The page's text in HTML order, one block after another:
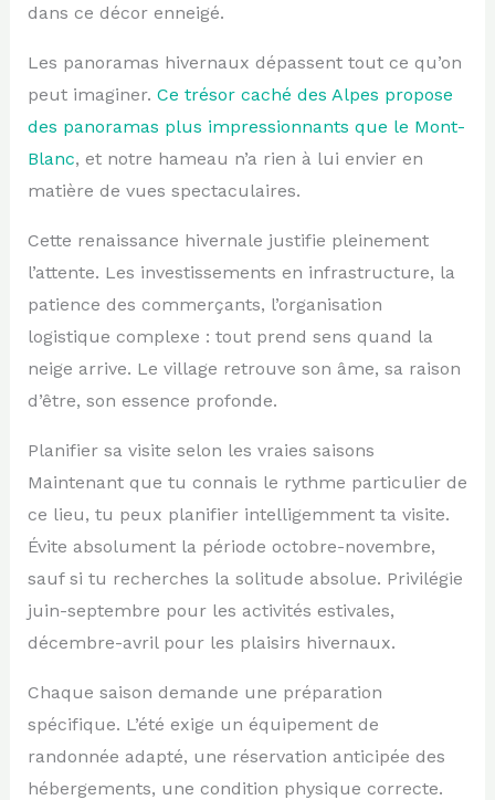
dans ce décor enneigé.
Les panoramas hivernaux dépassent tout ce qu’on
peut imaginer. Ce trésor caché des Alpes propose
des panoramas plus impressionnants que le Mont-
Blanc, et notre hameau n’a rien à lui envier en
matière de vues spectaculaires.
Cette renaissance hivernale justifie pleinement
l’attente. Les investissements en infrastructure, la
patience des commerçants, l’organisation
logistique complexe : tout prend sens quand la
neige arrive. Le village retrouve son âme, sa raison
d’être, son essence profonde.
Planifier sa visite selon les vraies saisons
Maintenant que tu connais le rythme particulier de
ce lieu, tu peux planifier intelligemment ta visite.
Évite absolument la période octobre-novembre,
sauf si tu recherches la solitude absolue. Privilégie
juin-septembre pour les activités estivales,
décembre-avril pour les plaisirs hivernaux.
Chaque saison demande une préparation
spécifique. L’été exige un équipement de
randonnée adapté, une réservation anticipée des
hébergements, une condition physique correcte.